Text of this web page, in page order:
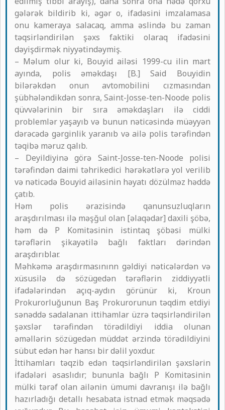
gələrək bildirib ki, əgər o, ifadəsini imzalamasa
onu kameraya salacaq, amma əslində bu zaman
təqsirləndirilən şəxs faktiki olaraq ifadəsini
dəyişdirmək niyyətindəymiş.
– Məlum olur ki, Bouyid ailəsi 1999-cu ilin mart
ayında, polis əməkdaşı [B.] Said Bouyidin
bilərəkdən onun avtomobilini cızmasından
şübhələndikdən sonra, Saint-Josse-ten-Noode polis
qüvvələrinin bir sıra əməkdaşları ilə ciddi
problemlər yaşayıb və bunun nəticəsində müəyyən
dərəcədə gərginlik yaranıb və ailə polis tərəfindən
təqibə məruz qalıb.
– Deyildiyinə görə Saint-Josse-ten-Noode polisi
tərəfindən daimi təhrikedici hərəkətlərə yol verilib
və nəticədə Bouyid ailəsinin həyatı dözülməz həddə
çatıb.
Həm polis ərazisində qanunsuzluqların
araşdırılması ilə məşğul olan [əlaqədar] daxili şöbə,
həm də P Komitəsinin istintaq şöbəsi mülki
tərəflərin şikayətilə bağlı faktları dərindən
araşdırıblar.
Məhkəmə araşdırmasınınn gəldiyi nəticələrdən və
xüsusilə də sözügedən tərəflərin ziddiyyətli
ifadələrindən açıq-aydın görünür ki, Kroun
Prokurorluğunun Baş Prokurorunun təqdim etdiyi
sənəddə sadalanan ittihamlar üzrə təqsirləndirilən
şəxslər tərəfindən törədildiyi iddia olunan
əməllərin sözügedən müddət ərzində törədildiyini
sübut edən hər hansı bir dəlil yoxdur.
İttihamları təqzib edən təqsirləndirilən şəxslərin
ifadələri əsaslıdır; bununla bağlı P Komitəsinin
mülki tərəf olan ailənin ümumi davranışı ilə bağlı
hazırladığı detallı hesabata istnad etmək məqsədə